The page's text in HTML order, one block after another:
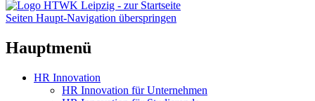
Seiten Haupt-Navigation überspringen
Hauptmenü
HR Innovation
HR Innovation für Unternehmen